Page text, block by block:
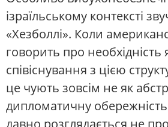
ізраїльському контексті
«Хезболлі». Коли
говорить про
співіснування з цією
це чують зовсім не як
дипломатичну